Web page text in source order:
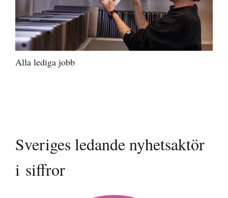
Alla lediga jobb
Sveriges ledande nyhetsaktör
i siffror